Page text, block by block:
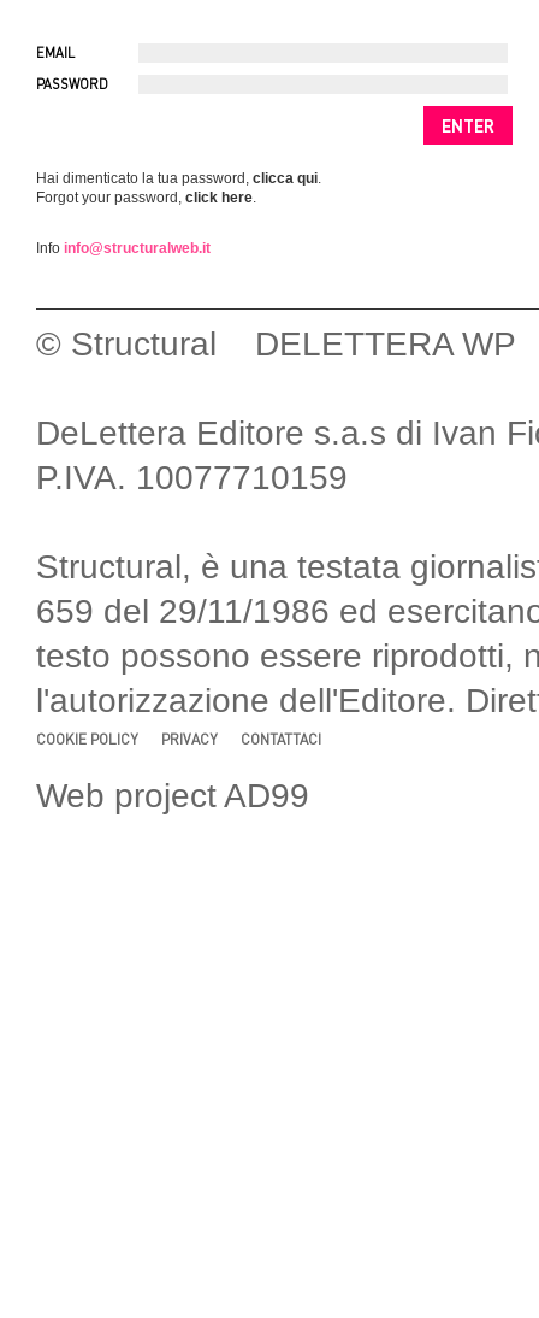
EMAIL
PASSWORD
Hai dimenticato la tua password, clicca qui.
Forgot your password, click here.
Info info@structuralweb.it
© Structural DELETTERA WP
DeLettera Editore s.a.s di Ivan
P.IVA. 10077710159
Structural, è una testata
659 del 29/11/1986 ed
testo possono essere riprodotti,
l'autorizzazione dell'Editore.
COOKIE POLICY PRIVACY CONTATTACI
Web project AD99